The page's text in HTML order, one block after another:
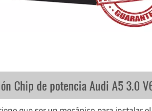
Chip de potencia Audi A5 3.0